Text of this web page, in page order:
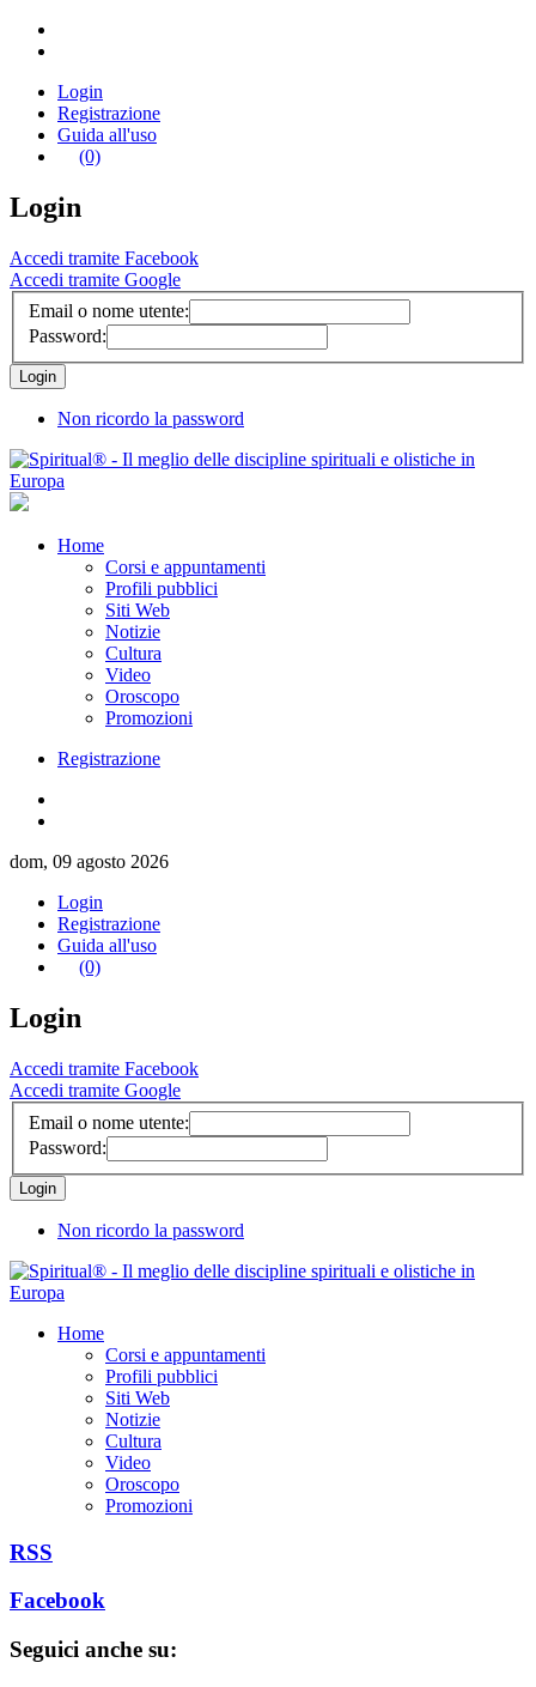
Login
Registrazione
Guida all'uso
(0)
Login
Accedi tramite Facebook
Accedi tramite Google
Email o nome utente:
Password:
Non ricordo la password
Home
Corsi e appuntamenti
Profili pubblici
Siti Web
Notizie
Cultura
Video
Oroscopo
Promozioni
Registrazione
dom, 09 agosto 2026
Login
Registrazione
Guida all'uso
(0)
Login
Accedi tramite Facebook
Accedi tramite Google
Email o nome utente:
Password:
Non ricordo la password
Home
Corsi e appuntamenti
Profili pubblici
Siti Web
Notizie
Cultura
Video
Oroscopo
Promozioni
RSS
Facebook
Seguici anche su: